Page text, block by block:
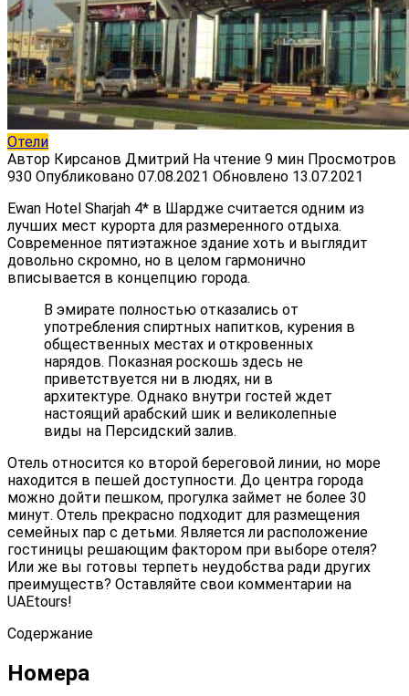
Отели
Автор Кирсанов Дмитрий На чтение 9 мин Просмотров
930 Опубликовано 07.08.2021 Обновлено 13.07.2021
Ewan Hotel Sharjah 4* в Шардже считается одним из
лучших мест курорта для размеренного отдыха.
Современное пятиэтажное здание хоть и выглядит
довольно скромно, но в целом гармонично
вписывается в концепцию города.
В эмирате полностью отказались от
употребления спиртных напитков, курения в
общественных местах и откровенных
нарядов. Показная роскошь здесь не
приветствуется ни в людях, ни в
архитектуре. Однако внутри гостей ждет
настоящий арабский шик и великолепные
виды на Персидский залив.
Отель относится ко второй береговой линии, но море
находится в пешей доступности. До центра города
можно дойти пешком, прогулка займет не более 30
минут. Отель прекрасно подходит для размещения
семейных пар с детьми. Является ли расположение
гостиницы решающим фактором при выборе отеля?
Или же вы готовы терпеть неудобства ради других
преимуществ? Оставляйте свои комментарии на
UAEtours!
Содержание
Номера